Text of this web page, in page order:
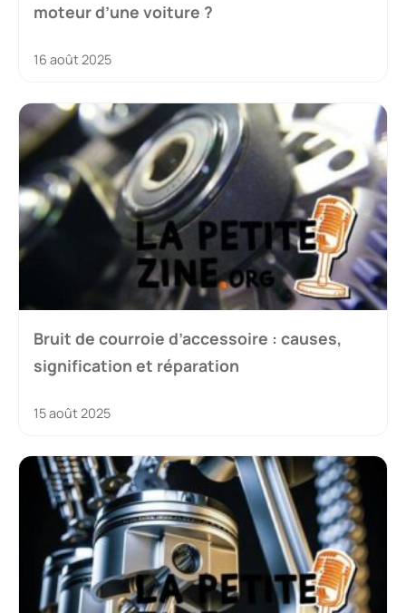
moteur d’une voiture ?
16 août 2025
Bruit de courroie d’accessoire : causes,
signification et réparation
15 août 2025